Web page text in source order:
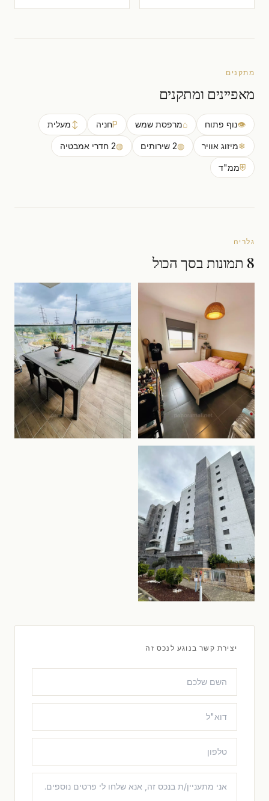
מתקנים
מאפיינים ומתקנים
👁נוף פתוח ⌂מרפסת שמש Pחניה ↕מעלית
❄מיזוג אוויר ◍2 שירותים ◍2 חדרי אמבטיה
⛨ממ"ד
גלריה
8 תמונות בסך הכול
יצירת קשר בנוגע לנכס זה